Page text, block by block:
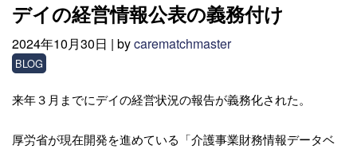
デイの経営情報公表の義務付け
2024年10月30日 | bycarematchmaster
BLOG
来年３月までにデイの経営状況の報告が義務化された。
厚労省が現在開発を進めている「介護事業財務情報データベ